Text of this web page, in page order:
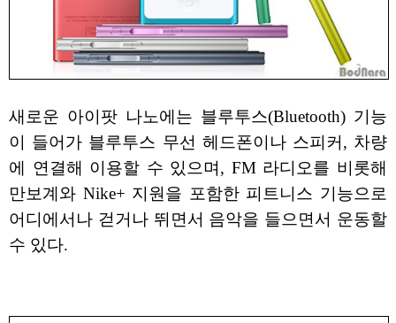
새로운 아이팟 나노에는 블루투스(Bluetooth) 기능
이 들어가 블루투스 무선 헤드폰이나 스피커, 차량
에 연결해 이용할 수 있으며, FM 라디오를 비롯해
만보계와 Nike+ 지원을 포함한 피트니스 기능으로
어디에서나 걷거나 뛰면서 음악을 들으면서 운동할
수 있다.